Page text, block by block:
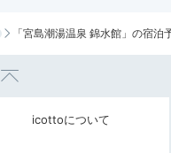
「宮島潮湯温泉 錦水館」の宿泊
icottoについて